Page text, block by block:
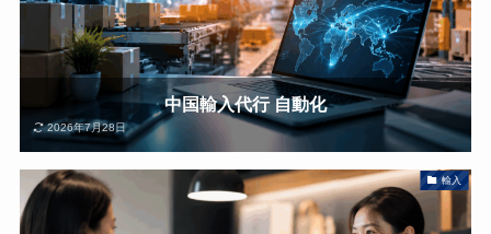
中国輸入代行 自動化
2026年7月28日
輸入